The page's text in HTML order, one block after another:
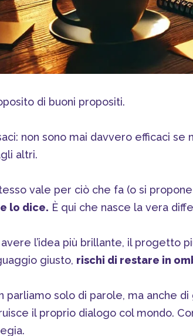
di buoni propositi.
non sono mai davvero efficaci
altri.
vale per ciò che fa (o si
lo dice. È qui che nasce la vera
avere l’idea più brillante, il progetto
giusto, rischi di restare in
parliamo solo di parole, ma anche
il proprio dialogo col mondo.